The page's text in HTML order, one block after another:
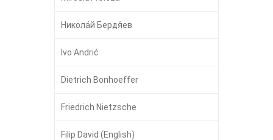
Никола́й Бердя́ев
Ivo Andrić
Dietrich Bonhoeffer
Friedrich Nietzsche
Filip David (English)